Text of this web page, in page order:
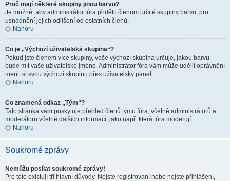
Proč mají některé skupiny jinou barvu?
Je možné, aby administrátor fóra přidělil členům určité skupiny barvu, pro
usnadnění jejich odlišení od ostatních členů.
Nahoru
Co je „Výchozí uživatelská skupina“?
Pokud jste členem více skupiny, vaše výchozí skupina určuje, jakou barvu
bude mít vaše uživatelské jméno. Administrátor fóra vám může udělit oprávnění
menit si svou výchozí skupinu přes uživatelský panel.
Nahoru
Co znamená odkaz „Tým“?
Tato stránka vám poskytuje přehled členů týmu fóra, včetně administrátorů a
moderátorů včetně dalších informací, jako např. která fóra moderují.
Nahoru
Soukromé zprávy
Nemůžu posílat soukromé zprávy!
Pro toto existují tři hlavní důvody. Nejste registrovaní nebo nejste přihlášení,